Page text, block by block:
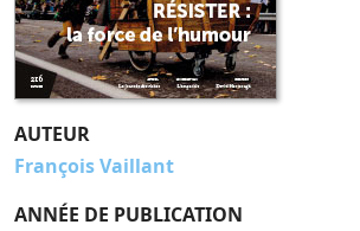
AUTEUR
François Vaillant
ANNÉE DE PUBLICATION